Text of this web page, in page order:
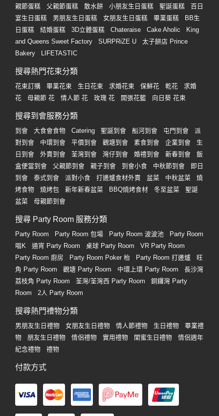
親節蛋糕
父親節蛋糕 散水餅 小朋友生日蛋糕 聖誕蛋糕
百日
宴生日蛋糕
男朋友生日蛋糕 女朋友生日蛋糕 畢業蛋糕
BB生
日蛋糕
結婚蛋糕 3D立體蛋糕 Chateraise Cake Aholic
King
and Queens Sweet Factory
SURPRiZE U
太子餅店 Prince
Bakery
LIFETASTIC
搜尋熱門花束分類
花束訂購 畢業花束 生日花束 求婚花束 保鮮花 乾花
求婚
花
母親節 花 情人節 花 玫瑰 花 開張花籃 向日葵 花束
搜尋到會服務分類
到會 大食會食物 Catering 聖誕到會 船河到會 屯門到會
派
對到會
中環到會 平價到會 觀塘到會 素食到會 企業到會
生
日到會
外賣到會 荃灣到會 灣仔到會 婚禮到會 新春到會
飯
盒便當到會
父親節到會 親子到會 到會小食 中秋節到會
即日
到會
泰式到會 派對小食 打邊爐食材外賣 盆菜 中秋盆菜
燒
烤食物
燒烤包 新年新春盆菜 BBQ燒烤食材 冬至盆菜
聖誕
盆菜
母親節到會
搜尋 Party Room 服務分類
Party Room Party Room 包場 Party Room 波波池
Party Room
唱K
通宵 Party Room 桌球 Party Room
VR Party Room
Party Room 廚房
Party Room Poker 枱 Party Room 打邊爐
旺
角 Party Room
觀塘 Party Room 中環上環 Party Room
長沙灣
荔枝角 Party Room
荃灣/荃灣西 Party Room
銅鑼灣 Party
Room
2人 Party Room
搜尋熱門禮物分類
男朋友生日禮物 女朋友生日禮物 情人節禮物 生日禮物
畢業禮
物
朋友生日禮物 情侶禮物 實用禮物 閨蜜生日禮物
情侶週年
紀念禮物
禮物
付款方式